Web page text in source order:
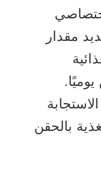
مقدار
بالحقن